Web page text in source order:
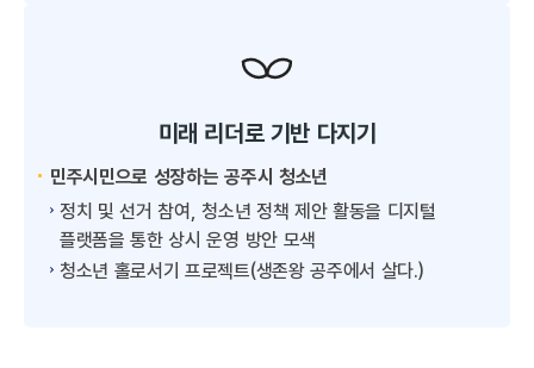
미래 리더로 기반 다지기
민주시민으로 성장하는 공주시 청소년
정치 및 선거 참여, 청소년 정책 제안 활동을 디지털
플랫폼을 통한 상시 운영 방안 모색
청소년 홀로서기 프로젝트(생존왕 공주에서 살다.)